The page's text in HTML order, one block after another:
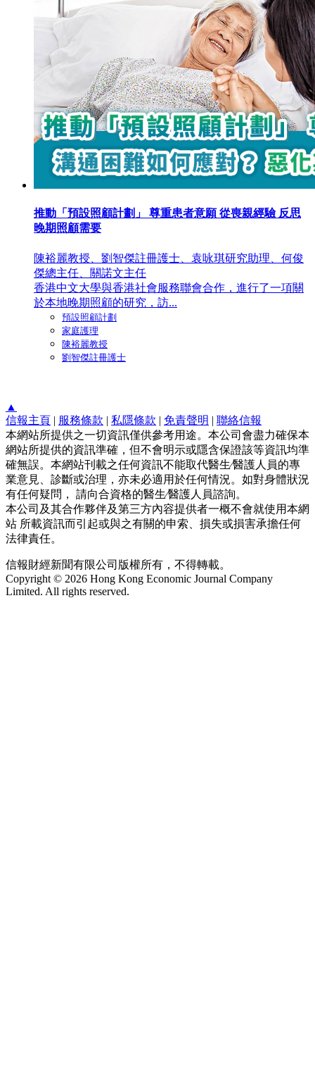
推動「預設照顧計劃」 尊重患者意願 從喪親經驗 反思
晚期照顧需要
陳裕麗教授、劉智傑註冊護士、袁咏琪研究助理、何俊
傑總主任、關諾文主任
香港中文大學與香港社會服務聯會合作，進行了一項關
於本地晚期照顧的研究，訪...
預設照顧計劃
家庭護理
陳裕麗教授
劉智傑註冊護士
▲
信報主頁 | 服務條款 | 私隱條款 | 免責聲明 | 聯絡信報
本網站所提供之一切資訊僅供參考用途。本公司會盡力確保本
網站所提供的資訊準確，但不會明示或隱含保證該等資訊均準
確無誤。本網站刊載之任何資訊不能取代醫生∕醫護人員的專
業意見、診斷或治理，亦未必適用於任何情況。如對身體狀況
有任何疑問， 請向合資格的醫生∕醫護人員諮詢。
本公司及其合作夥伴及第三方內容提供者一概不會就使用本網
站 所載資訊而引起或與之有關的申索、損失或損害承擔任何
法律責任。
信報財經新聞有限公司版權所有，不得轉載。
Copyright © 2026 Hong Kong Economic Journal Company
Limited. All rights reserved.